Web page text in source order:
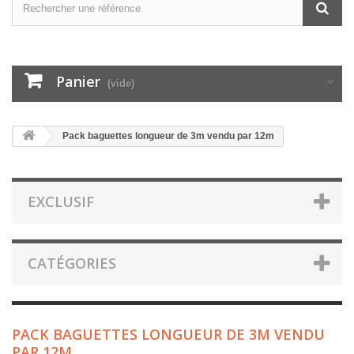
Panier (vide)
Pack baguettes longueur de 3m vendu par 12m
EXCLUSIF
CATÉGORIES
PACK BAGUETTES LONGUEUR DE 3M VENDU